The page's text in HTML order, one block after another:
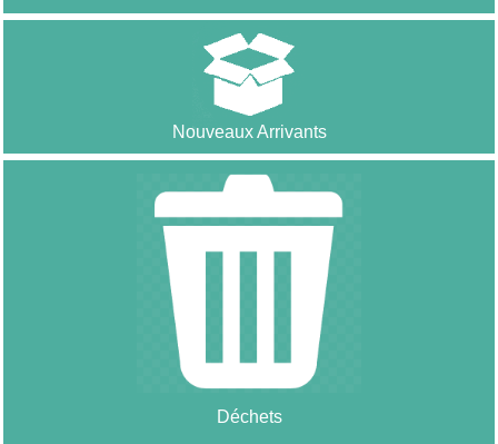
Nouveaux Arrivants
Déchets